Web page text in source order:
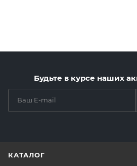
Будьте в курсе наших
КАТАЛОГ